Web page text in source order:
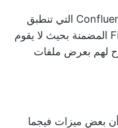
إدارة إعدادات أذونات Confluence التي تنطبق
أيضًا على تصميمات Figma المضمنة بحيث لا يقوم
لهم بعرض ملفات
بعض ميزات فيجما